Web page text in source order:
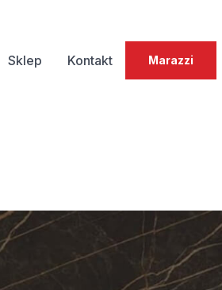
Sklep Kontakt Marazzi